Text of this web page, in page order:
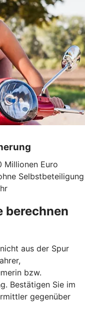
Millionen Euro
Selbstbeteiligung
berechnen
aus der Spur
bzw.
Bestätigen Sie im
gegenüber